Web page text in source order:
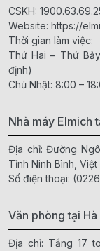
CSKH:
Website: https://
Thời gian làm việc:
Thứ Hai – Thứ
định)
Chủ Nhật: 8:00 –
Nhà máy Elmich
Địa chỉ: Đường
Tỉnh Ninh Bình, Việt
Số điện thoại:
Văn phòng tại Hà
Địa chỉ: Tầng 17